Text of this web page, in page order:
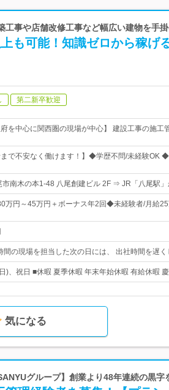
工事や店舗改修工事など幅広い建物を手
も可能！知識ゼロから稼げ
第二新卒歓迎
を中心に関西圏の現場が中心】 建設工事の施工
まで不安なく働けます！】◆学歴不問/未経験OK
市南木の本1-48 八尾創建ビル 2F ⇒ JR「八尾駅
万円～45万円＋ボーナス年2回◆未経験者/月給
の現場を担当した次の日には、 出社時間を遅
)、祝日 ■休暇 夏季休暇 年末年始休暇 有給休暇
気になる
グループ】創業より48年連続の黒字